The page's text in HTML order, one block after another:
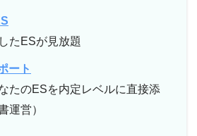
たESが見放題
ート
たのESを内定レベルに直接添
運営）